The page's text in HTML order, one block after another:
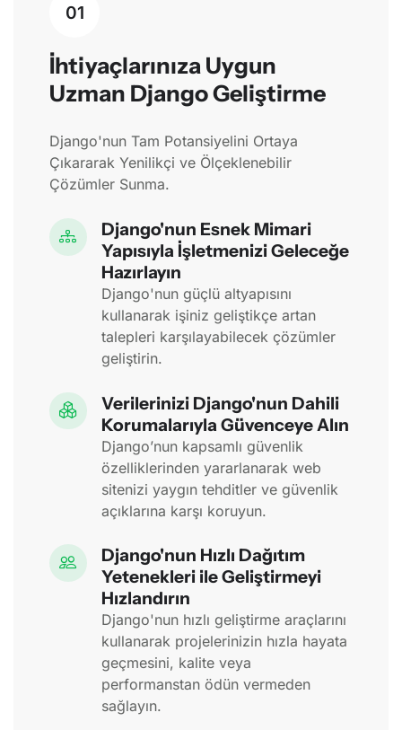
01
İhtiyaçlarınıza Uygun
Uzman Django Geliştirme
Django'nun Tam Potansiyelini Ortaya
Çıkararak Yenilikçi ve Ölçeklenebilir
Çözümler Sunma.
Django'nun Esnek Mimari
Yapısıyla İşletmenizi Geleceğe
Hazırlayın
Django'nun güçlü altyapısını
kullanarak işiniz geliştikçe artan
talepleri karşılayabilecek çözümler
geliştirin.
Verilerinizi Django'nun Dahili
Korumalarıyla Güvenceye Alın
Django’nun kapsamlı güvenlik
özelliklerinden yararlanarak web
sitenizi yaygın tehditler ve güvenlik
açıklarına karşı koruyun.
Django'nun Hızlı Dağıtım
Yetenekleri ile Geliştirmeyi
Hızlandırın
Django'nun hızlı geliştirme araçlarını
kullanarak projelerinizin hızla hayata
geçmesini, kalite veya
performanstan ödün vermeden
sağlayın.